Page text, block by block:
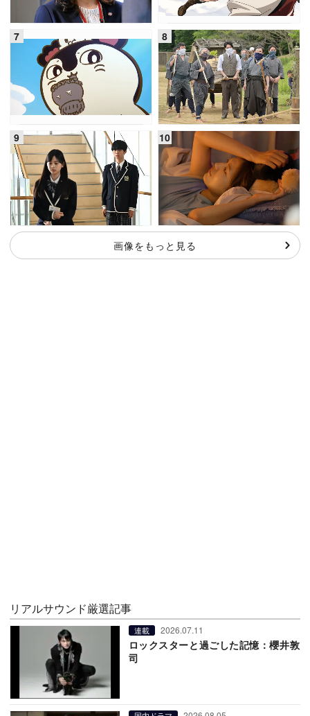
画像をもっと見る
リアルサウンド厳選記事
連載 2026.07.11
ロックスターと過ごした記憶：櫻井敦
司